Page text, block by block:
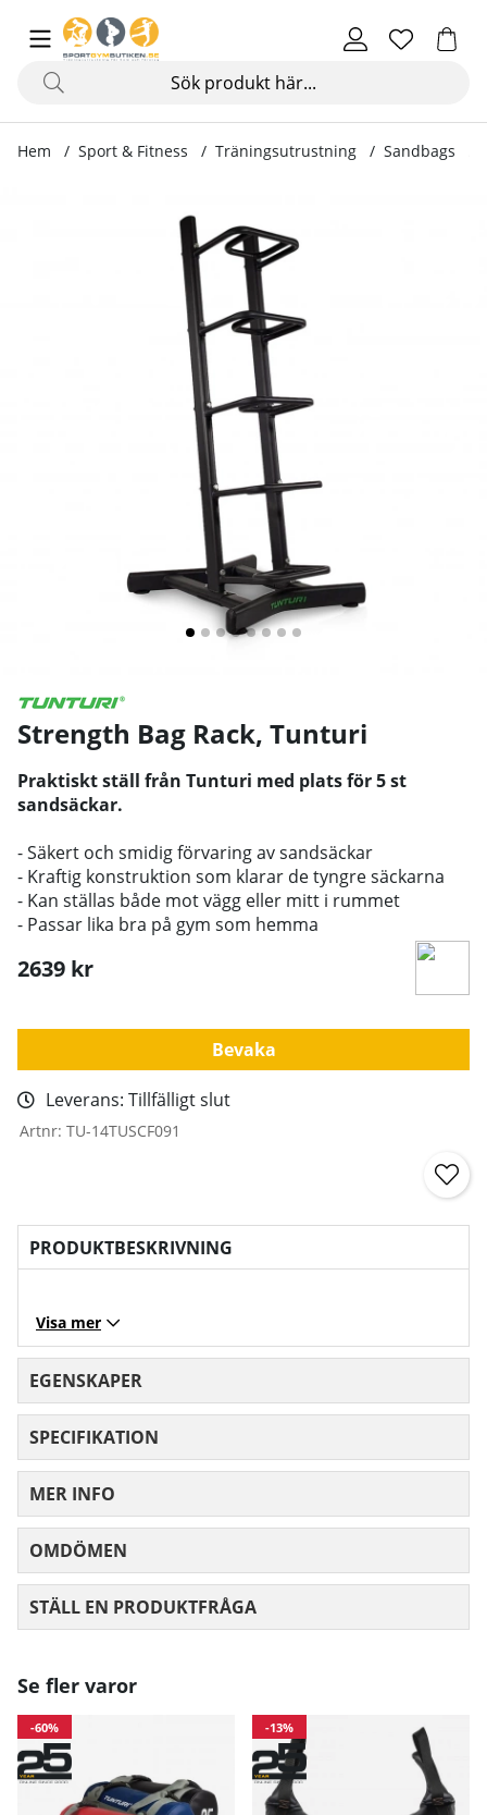
Hem Sport & Fitness Träningsutrustning Sandbags
Strength Bag Rack, Tunturi
Praktiskt ställ från Tunturi med plats för 5 st
sandsäckar.
- Säkert och smidig förvaring av sandsäckar
- Kraftig konstruktion som klarar de tyngre säckarna
- Kan ställas både mot vägg eller mitt i rummet
- Passar lika bra på gym som hemma
2639 kr
Bevaka
Leverans: Tillfälligt slut
Artnr: TU-14TUSCF091
PRODUKTBESKRIVNING
Visa mer
EGENSKAPER
SPECIFIKATION
MER INFO
OMDÖMEN
STÄLL EN PRODUKTFRÅGA
Se fler varor
-60% -13%